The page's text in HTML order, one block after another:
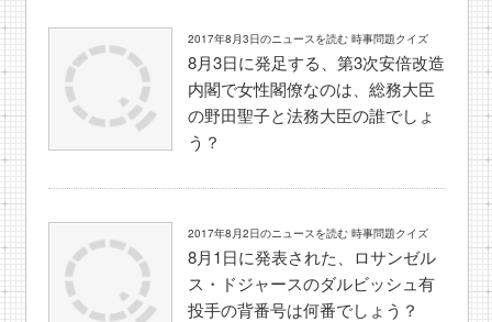
2017年8月3日のニュースを読む 時事問題クイズ
8月3日に発足する、第3次安倍改造
内閣で女性閣僚なのは、総務大臣
の野田聖子と法務大臣の誰でしょ
う？
2017年8月2日のニュースを読む 時事問題クイズ
8月1日に発表された、ロサンゼル
ス・ドジャースのダルビッシュ有
投手の背番号は何番でしょう？